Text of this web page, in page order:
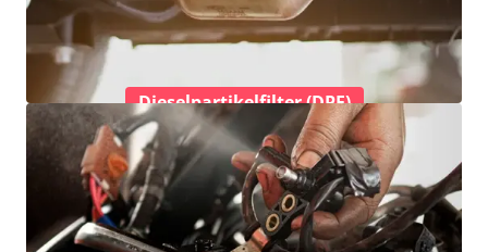
Dieselpartikelfilter (DPF)